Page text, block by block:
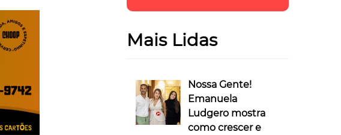
Mais Lidas
Nossa Gente!
Emanuela
Ludgero mostra
como crescer e